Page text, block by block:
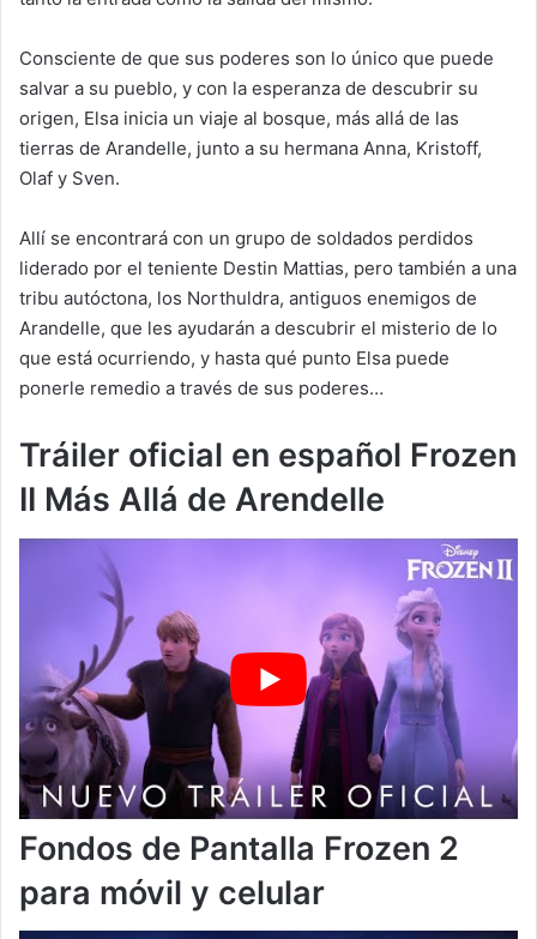
Consciente de que sus poderes son lo único que puede
salvar a su pueblo, y con la esperanza de descubrir su
origen, Elsa inicia un viaje al bosque, más allá de las
tierras de Arandelle, junto a su hermana Anna, Kristoff,
Olaf y Sven.
Allí se encontrará con un grupo de soldados perdidos
liderado por el teniente Destin Mattias, pero también a una
tribu autóctona, los Northuldra, antiguos enemigos de
Arandelle, que les ayudarán a descubrir el misterio de lo
que está ocurriendo, y hasta qué punto Elsa puede
ponerle remedio a través de sus poderes…
Tráiler oficial en español Frozen
II Más Allá de Arendelle
Fondos de Pantalla Frozen 2
para móvil y celular